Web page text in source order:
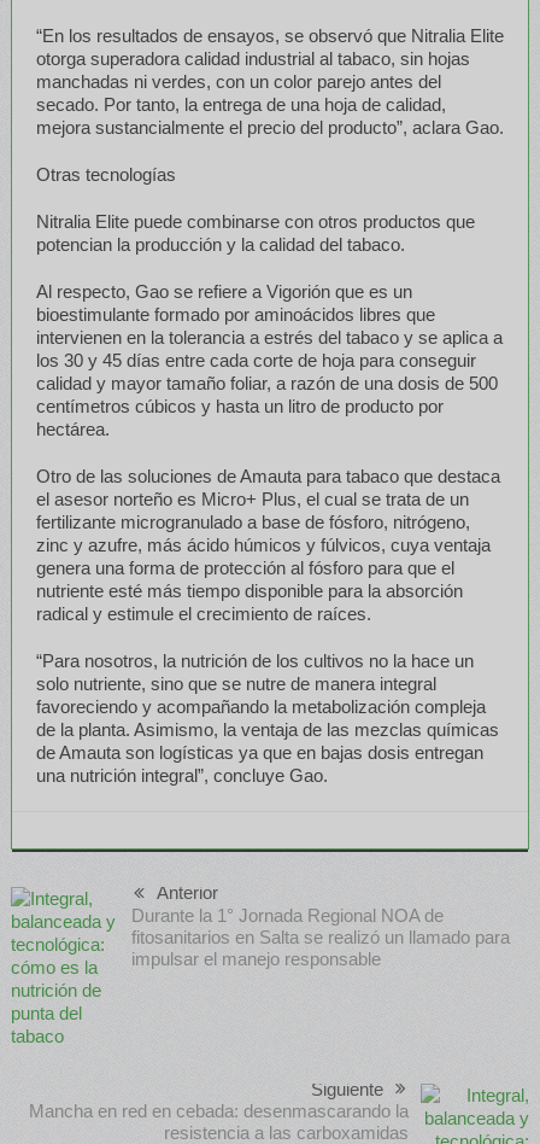
“En los resultados de ensayos, se observó que Nitralia Elite
otorga superadora calidad industrial al tabaco, sin hojas
manchadas ni verdes, con un color parejo antes del
secado. Por tanto, la entrega de una hoja de calidad,
mejora sustancialmente el precio del producto”, aclara Gao.
Otras tecnologías
Nitralia Elite puede combinarse con otros productos que
potencian la producción y la calidad del tabaco.
Al respecto, Gao se refiere a Vigorión que es un
bioestimulante formado por aminoácidos libres que
intervienen en la tolerancia a estrés del tabaco y se aplica a
los 30 y 45 días entre cada corte de hoja para conseguir
calidad y mayor tamaño foliar, a razón de una dosis de 500
centímetros cúbicos y hasta un litro de producto por
hectárea.
Otro de las soluciones de Amauta para tabaco que destaca
el asesor norteño es Micro+ Plus, el cual se trata de un
fertilizante microgranulado a base de fósforo, nitrógeno,
zinc y azufre, más ácido húmicos y fúlvicos, cuya ventaja
genera una forma de protección al fósforo para que el
nutriente esté más tiempo disponible para la absorción
radical y estimule el crecimiento de raíces.
“Para nosotros, la nutrición de los cultivos no la hace un
solo nutriente, sino que se nutre de manera integral
favoreciendo y acompañando la metabolización compleja
de la planta. Asimismo, la ventaja de las mezclas químicas
de Amauta son logísticas ya que en bajas dosis entregan
una nutrición integral”, concluye Gao.
Anterior
Durante la 1° Jornada Regional NOA de
fitosanitarios en Salta se realizó un llamado para
impulsar el manejo responsable
Siguiente
Mancha en red en cebada: desenmascarando la
resistencia a las carboxamidas